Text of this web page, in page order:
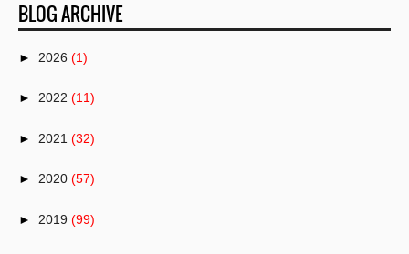
BLOG ARCHIVE
► 2026 (1)
► 2022 (11)
► 2021 (32)
► 2020 (57)
► 2019 (99)